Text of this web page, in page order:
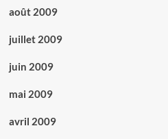
août 2009
juillet 2009
juin 2009
mai 2009
avril 2009